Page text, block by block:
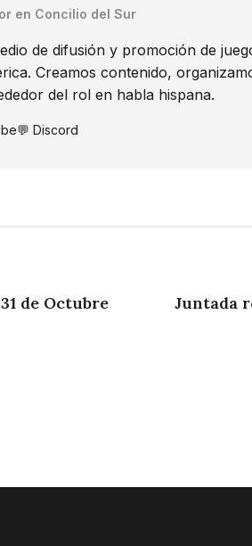
en Concilio del Sur
de difusión y promoción de
Creamos contenido,
del rol en habla hispana.
💬 Discord
de Octubre Juntada